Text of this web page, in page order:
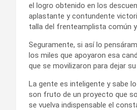
el logro obtenido en los
aplastante y contundente
talla del frenteamplista común
Seguramente, si así lo
los miles que apoyaron esa
que se movilizaron para dejar
La gente es inteligente y sabe
son fruto de un proyecto que
se vuelva indispensable el